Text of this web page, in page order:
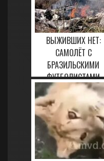
ВЫЖИВШИХ НЕТ:
САМОЛЁТ С
БРАЗИЛЬСКИМИ
ФУТБОЛИСТАМИ
РУХНУЛ НА ВЗЛЁТЕ
25 ЯНВАРЯ, 2021